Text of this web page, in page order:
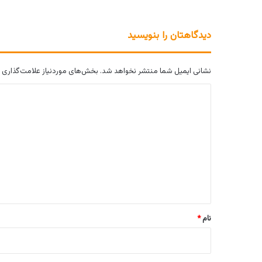
دیدگاهتان را بنویسید
نشانی ایمیل شما منتشر نخواهد شد. بخش‌های موردنیاز
نام*